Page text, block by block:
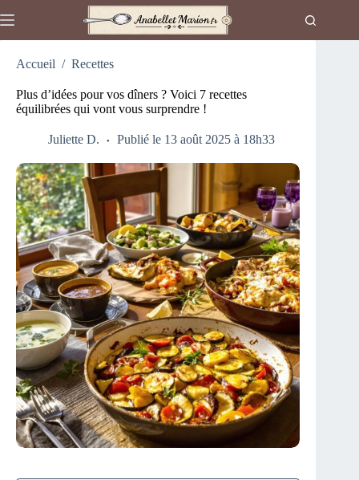
au
Accueil / Recettes
Plus d’idées pour vos dîners ? Voici 7 recettes
équilibrées qui vont vous surprendre !
Juliette D. Publié le 13 août 2025 à 18h33